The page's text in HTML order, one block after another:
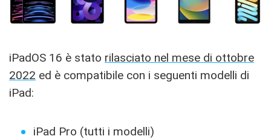
iPadOS 16 è stato rilasciato nel mese di ottobre
2022 ed è compatibile con i seguenti modelli di
iPad:
iPad Pro (tutti i modelli)